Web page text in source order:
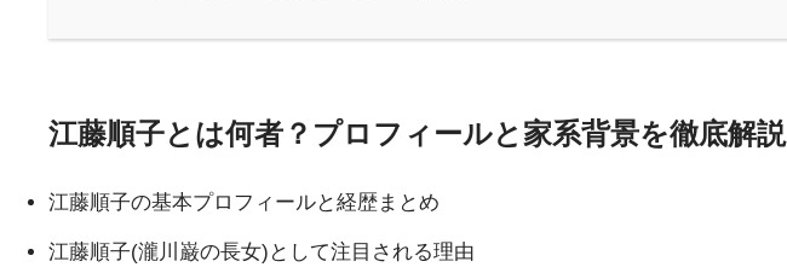
江藤順子とは何者？プロフィールと家系背景を徹底解説
江藤順子の基本プロフィールと経歴まとめ
江藤順子(瀧川巌の長女)として注目される理由